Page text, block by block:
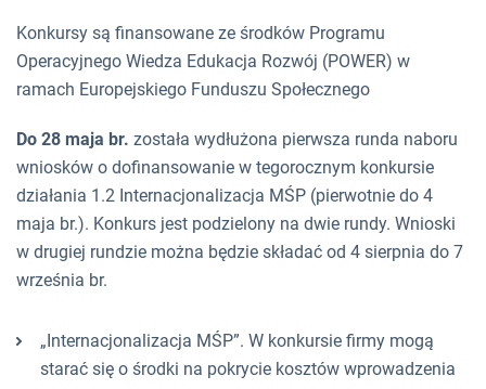
Konkursy są finansowane ze środków Programu
Operacyjnego Wiedza Edukacja Rozwój (POWER) w
ramach Europejskiego Funduszu Społecznego
Do 28 maja br. została wydłużona pierwsza runda naboru
wniosków o dofinansowanie w tegorocznym konkursie
działania 1.2 Internacjonalizacja MŚP (pierwotnie do 4
maja br.). Konkurs jest podzielony na dwie rundy. Wnioski
w drugiej rundzie można będzie składać od 4 sierpnia do 7
września br.
„Internacjonalizacja MŚP”. W konkursie firmy mogą
starać się o środki na pokrycie kosztów wprowadzenia